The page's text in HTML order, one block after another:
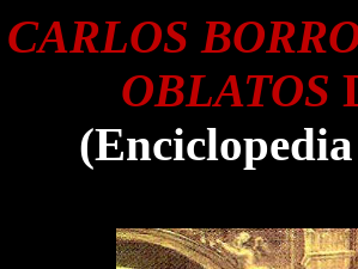
OBLATOS